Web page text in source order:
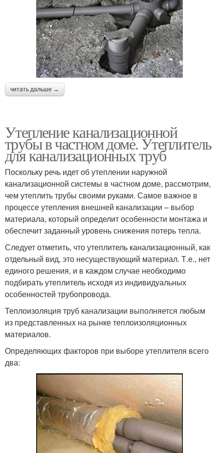
читать дальше →
Утепление канализационной
трубы в частном доме. Утеплитель
для канализационных труб
Поскольку речь идет об утеплении наружной
канализационной системы в частном доме, рассмотрим,
чем утеплить трубы своими руками. Самое важное в
процессе утепления внешней канализации – выбор
материала, который определит особенности монтажа и
обеспечит заданный уровень снижения потерь тепла.
Следует отметить, что утеплитель канализационный, как
отдельный вид, это несуществующий материал. Т.е., нет
единого решения, и в каждом случае необходимо
подбирать утеплитель исходя из индивидуальных
особенностей трубопровода.
Теплоизоляция труб канализации выполняется любым
из представленных на рынке теплоизоляционных
материалов.
Определяющих факторов при выборе утеплителя всего
два: